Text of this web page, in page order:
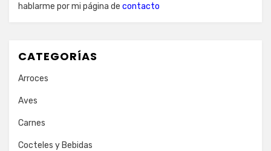
hablarme por mi página de contacto
CATEGORÍAS
Arroces
Aves
Carnes
Cocteles y Bebidas